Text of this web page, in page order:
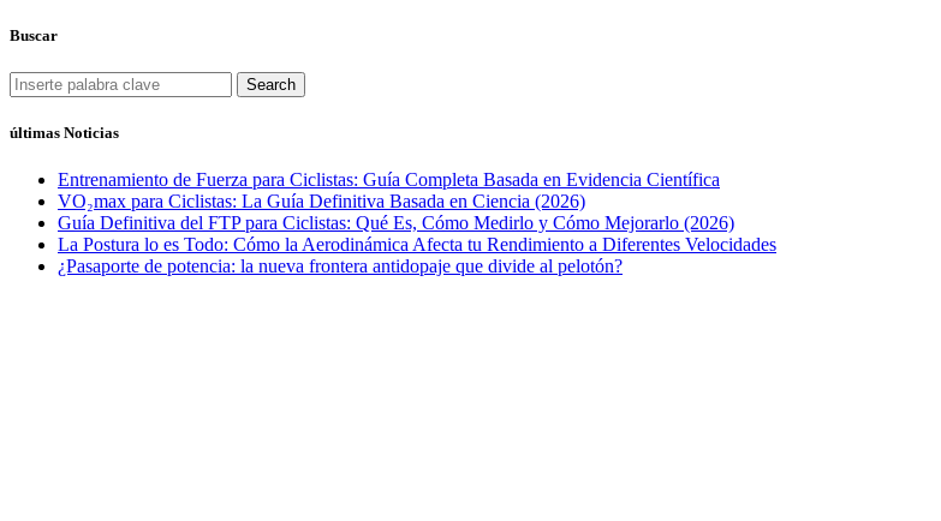
Buscar
Search
últimas Noticias
Entrenamiento de Fuerza para Ciclistas: Guía Completa Basada en Evidencia Científica
VO₂max para Ciclistas: La Guía Definitiva Basada en Ciencia (2026)
Guía Definitiva del FTP para Ciclistas: Qué Es, Cómo Medirlo y Cómo Mejorarlo (2026)
La Postura lo es Todo: Cómo la Aerodinámica Afecta tu Rendimiento a Diferentes Velocidades
¿Pasaporte de potencia: la nueva frontera antidopaje que divide al pelotón?